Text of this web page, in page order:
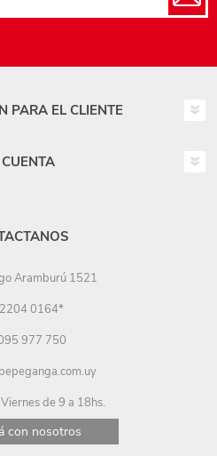
PARA EL CLIENTE
Aramburú 1521
2204 0164*
977 750
de 9 a 18hs.
con nosotros